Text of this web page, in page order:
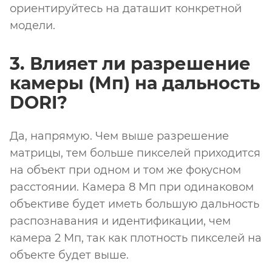
ориентируйтесь на даташит конкретной
модели.
3. Влияет ли разрешение
камеры (Мп) на дальность
DORI?
Да, напрямую. Чем выше разрешение
матрицы, тем больше пикселей приходится
на объект при одном и том же фокусном
расстоянии. Камера 8 Мп при одинаковом
объективе будет иметь большую дальность
распознавания и идентификации, чем
камера 2 Мп, так как плотность пикселей на
объекте будет выше.